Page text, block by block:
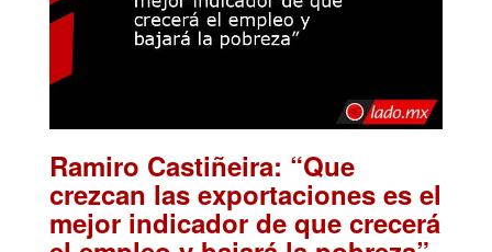
Ramiro Castiñeira: “Que
crezcan las exportaciones es el
mejor indicador de que crecerá